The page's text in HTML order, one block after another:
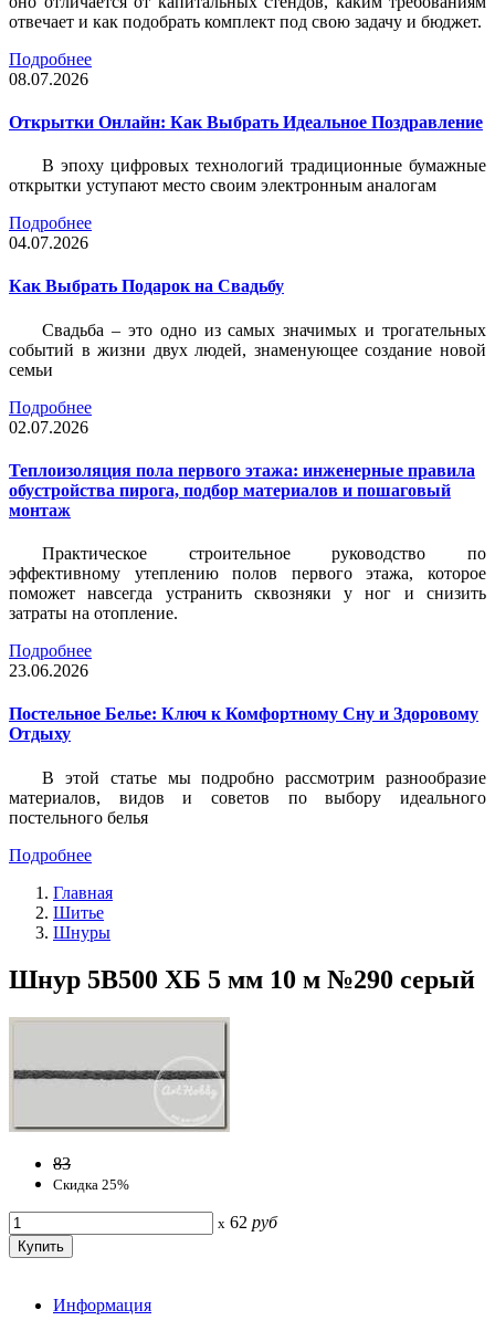
отвечает и как подобрать комплект под свою задачу и бюджет.
Подробнее
08.07.2026
Открытки Онлайн: Как Выбрать Идеальное Поздравление
В эпоху цифровых технологий традиционные бумажные
открытки уступают место своим электронным аналогам
Подробнее
04.07.2026
Как Выбрать Подарок на Свадьбу
Свадьба – это одно из самых значимых и трогательных
событий в жизни двух людей, знаменующее создание новой
семьи
Подробнее
02.07.2026
Теплоизоляция пола первого этажа: инженерные правила
обустройства пирога, подбор материалов и пошаговый
монтаж
Практическое строительное руководство по
эффективному утеплению полов первого этажа, которое
поможет навсегда устранить сквозняки у ног и снизить
затраты на отопление.
Подробнее
23.06.2026
Постельное Белье: Ключ к Комфортному Сну и Здоровому
Отдыху
В этой статье мы подробно рассмотрим разнообразие
материалов, видов и советов по выбору идеального
постельного белья
Подробнее
Главная
Шитье
Шнуры
Шнур 5В500 ХБ 5 мм 10 м №290 серый
83
Скидка 25%
x 62 руб
Информация